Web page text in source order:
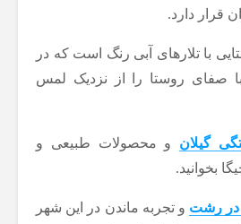
قرار دارد.
با تلارهای آبی رنگ است که در
صفای روستا را از نزدیک لمس
گیلان و محصولات طبیعی و
بخوانید.
در رشت و تجربه ماندن در این شهر